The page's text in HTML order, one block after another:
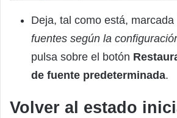
Deja, tal como está, marcada
fuentes según la
pulsa sobre el botón
de fuente predeterminada.
Volver al estado